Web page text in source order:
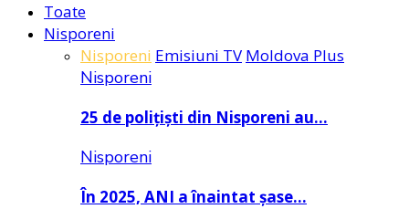
Toate
Nisporeni
Nisporeni Emisiuni TV Moldova Plus
Nisporeni
25 de polițiști din Nisporeni au…
Nisporeni
În 2025, ANI a înaintat șase…